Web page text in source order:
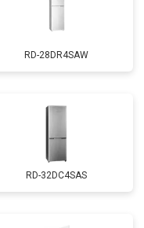
RD-28DR4SAW
RD-32DC4SAS